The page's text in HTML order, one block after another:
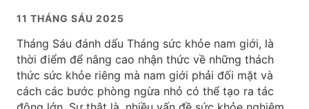
11 THÁNG SÁU 2025
Tháng Sáu đánh dấu Tháng sức khỏe nam giới, là
thời điểm để nâng cao nhận thức về những thách
thức sức khỏe riêng mà nam giới phải đối mặt và
cách các bước phòng ngừa nhỏ có thể tạo ra tác